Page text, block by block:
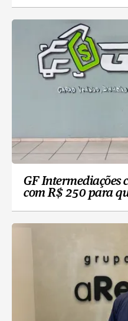
GF Intermediações
com R$ 250 para